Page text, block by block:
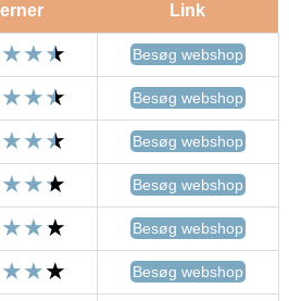
Link
Besøg webshop
Besøg webshop
Besøg webshop
Besøg webshop
Besøg webshop
Besøg webshop